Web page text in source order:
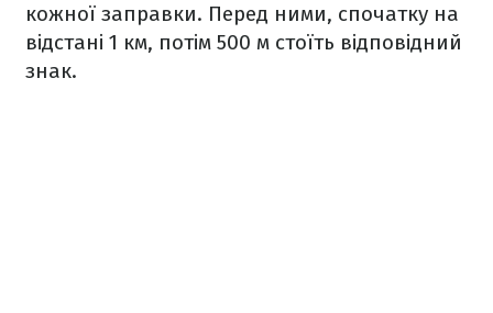
кожної заправки. Перед ними, спочатку на
відстані 1 км, потім 500 м стоїть відповідний
знак.